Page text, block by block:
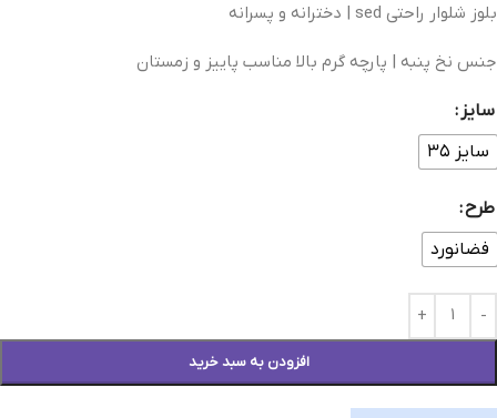
بلوز شلوار راحتی sed | دخترانه و پسرانه
جنس نخ پنبه | پارچه گرم بالا مناسب پاییز و زمستان
سایز
سایز ۳۵
طرح
فضانورد
افزودن به سبد خرید